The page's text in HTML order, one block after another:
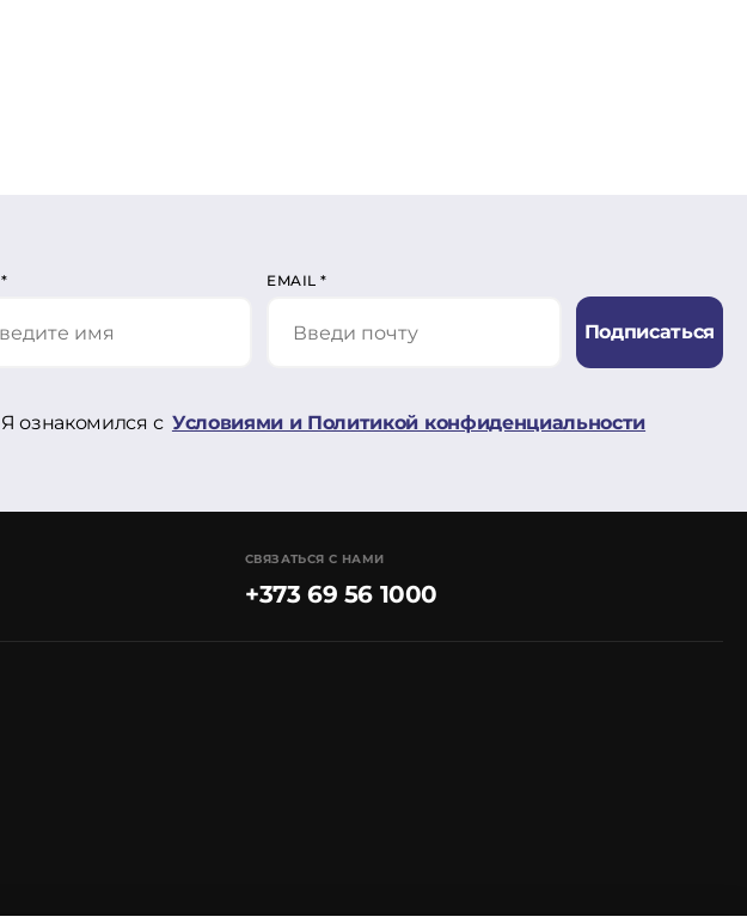
* EMAIL*
Подписаться
Я ознакомился с Условиями и Политикой конфиденциальности
СВЯЗАТЬСЯ С НАМИ
+373 69 56 1000